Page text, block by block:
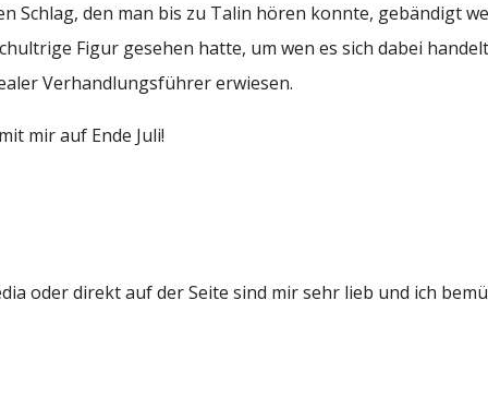
Schlag, den man bis zu Talin hören konnte, gebändigt
Figur gesehen hatte, um wen es sich dabei
Verhandlungsführer erwiesen.
mir auf Ende Juli!
oder direkt auf der Seite sind mir sehr lieb und ich